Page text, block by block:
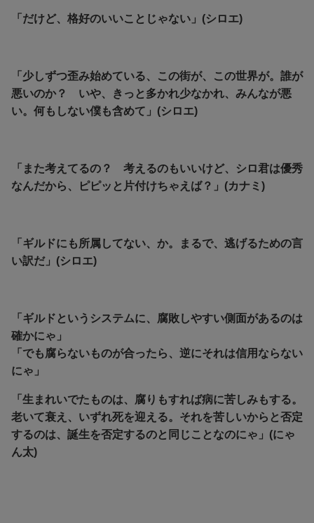
「だけど、格好のいいことじゃない」(シロエ)
「少しずつ歪み始めている、この街が、この世界が。誰が
悪いのか？ いや、きっと多かれ少なかれ、みんなが悪
い。何もしない僕も含めて」(シロエ)
「また考えてるの？ 考えるのもいいけど、シロ君は優秀
なんだから、ピピッと片付けちゃえば？」(カナミ)
「ギルドにも所属してない、か。まるで、逃げるための言
い訳だ」(シロエ)
「ギルドというシステムに、腐敗しやすい側面があるのは
確かにゃ」
「でも腐らないものが合ったら、逆にそれは信用ならない
にゃ」
「生まれいでたものは、腐りもすれば病に苦しみもする。
老いて衰え、いずれ死を迎える。それを苦しいからと否定
するのは、誕生を否定するのと同じことなのにゃ」(にゃ
ん太)